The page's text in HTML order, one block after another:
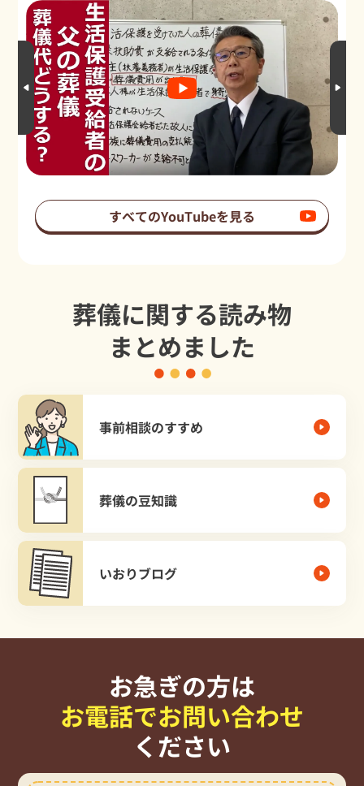
すべてのYouTubeを見る
葬儀に関する読み物
まとめました
事前相談のすすめ
葬儀の豆知識
いおりブログ
お急ぎの方は
お電話でお問い合わせ
ください